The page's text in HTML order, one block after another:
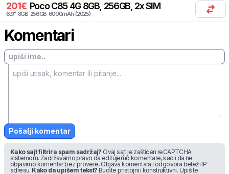
201€ Poco C85 4G 8GB, 256GB, 2x SIM
6.9" 8GB 256GB 6000mAh (2025)
Komentari
Pošalji komentar
Kako sajt filtrira spam sadržaj? Ovaj sajt je zaštićen reCAPTCHA
sistemom. Zadržavamo pravo da editujemo komentare, kao i da ne
objavimo komentar bez provere. Objava komentara i odgovora beleži IP
adresu. Kako da upišem tekst? Budite pristojni i konstruktivni. Upišite